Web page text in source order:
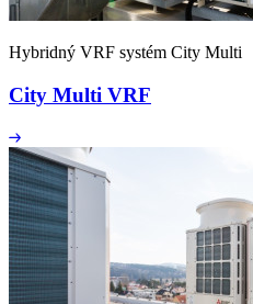
Hybridný VRF systém City Multi
City Multi VRF